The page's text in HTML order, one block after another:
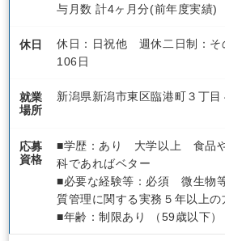
与月数 計4ヶ月分(前年度実績)
休日
休日：日祝他 週休二日制：そ
106日
就業
場所
新潟県新潟市東区臨港町３丁
応募
資格
■学歴：あり 大学以上 食品
科であればベター
■必要な経験等：必須 微生物
質管理に関する実務５年以上の
■年齢：制限あり （59歳以下）